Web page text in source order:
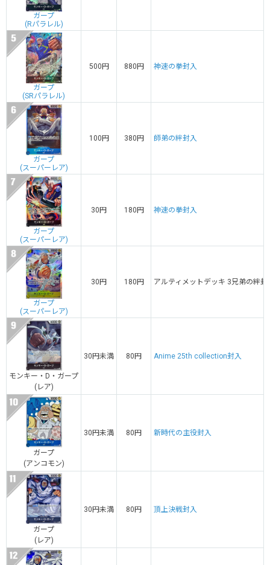
ガープ
(Rパラレル)
ガープ
(SRパラレル)
500円 880円 神速の拳封入
ガープ
(スーパーレア)
100円 380円 師弟の絆封入
ガープ
(スーパーレア)
30円 180円 神速の拳封入
ガープ
(スーパーレア)
30円 180円 アルティメットデッキ 3兄弟の絆封
モンキー・D・ガープ
(レア)
30円未満 80円 Anime 25th collection封入
ガープ
(アンコモン)
30円未満 80円 新時代の主役封入
ガープ
(レア)
30円未満 80円 頂上決戦封入